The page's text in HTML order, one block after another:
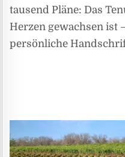
tausend Pläne: Das
Herzen gewachsen ist
persönliche